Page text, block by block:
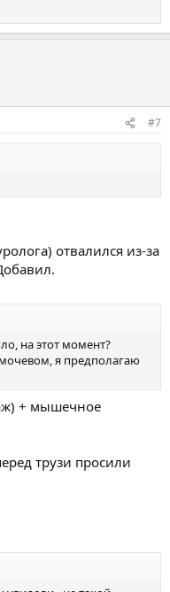
#7
отвалился из-за
на этот момент?
я предполагаю
+ мышечное
трузи просили